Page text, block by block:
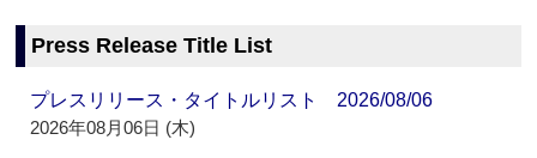
Press Release Title List
プレスリリース・タイトルリスト 2026/08/06
2026年08月06日 (木)